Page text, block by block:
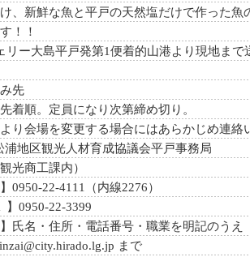
、新鮮な魚と平戸の天然塩だけで作った魚
！！
ー大島平戸発第1便着的山港より現地まで
先
着順。定員になり次第締め切り。
り会場を変更する場合にはあらかじめ連絡
浦地区観光人材育成協議会平戸事務局
光商工課内）
0950-22-4111（内線2276）
】0950-22-3399
】氏名・住所・電話番号・職業を明記のうえ
まで